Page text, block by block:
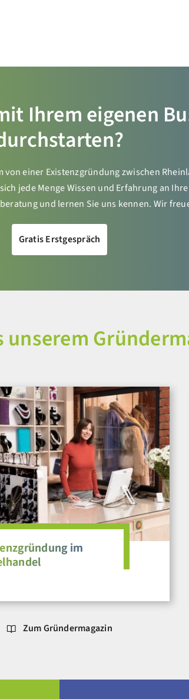
Ihrem eigenen
einer Existenzgründung zwischen
jede Menge Wissen und Erfahrung an
und lernen Sie uns kennen. Wir
Gratis Erstgespräch
im
Zum Gründermagazin